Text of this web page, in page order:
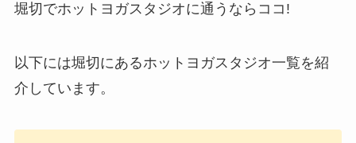
堀切でホットヨガスタジオに通うならココ!
以下には堀切にあるホットヨガスタジオ一覧を紹
介しています。